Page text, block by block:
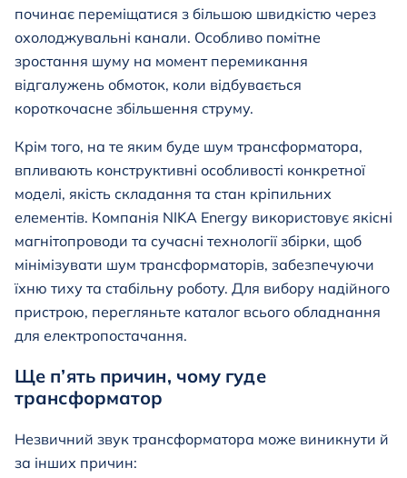
починає переміщатися з більшою швидкістю через
охолоджувальні канали. Особливо помітне
зростання шуму на момент перемикання
відгалужень обмоток, коли відбувається
короткочасне збільшення струму.
Крім того, на те яким буде шум трансформатора,
впливають конструктивні особливості конкретної
моделі, якість складання та стан кріпильних
елементів. Компанія NIKA Energy використовує якісні
магнітопроводи та сучасні технології збірки, щоб
мінімізувати шум трансформаторів, забезпечуючи
їхню тиху та стабільну роботу. Для вибору надійного
пристрою, перегляньте каталог всього обладнання
для електропостачання.
Ще п’ять причин, чому гуде
трансформатор
Незвичний звук трансформатора може виникнути й
за інших причин: